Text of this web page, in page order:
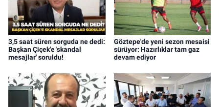
3,5 saat süren sorguda ne dedi:
Başkan Çiçek'e 'skandal
mesajlar' soruldu!
Göztepe'de yeni sezon mesaisi
sürüyor: Hazırlıklar tam gaz
devam ediyor